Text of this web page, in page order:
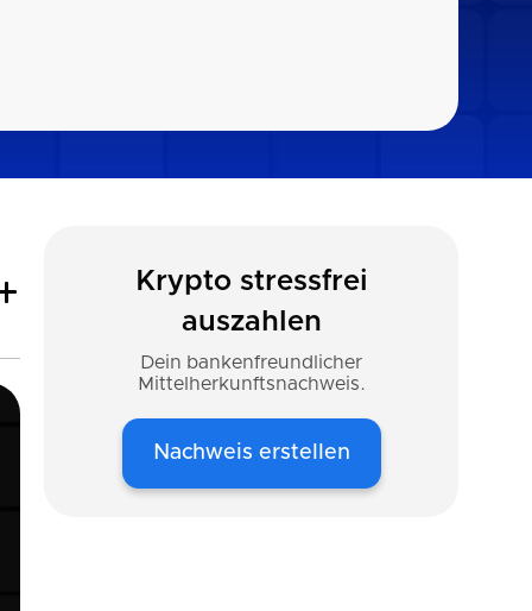
Krypto stressfrei
auszahlen
Dein bankenfreundlicher
Mittelherkunftsnachweis.
Nachweis erstellen